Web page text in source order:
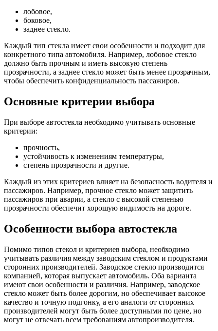
лобовое,
боковое,
заднее стекло.
Каждый тип стекла имеет свои особенности и подходит для
конкретного типа автомобиля. Например, лобовое стекло
должно быть прочным и иметь высокую степень
прозрачности, а заднее стекло может быть менее прозрачным,
чтобы обеспечить конфиденциальность пассажиров.
Основные критерии выбора
При выборе автостекла необходимо учитывать основные
критерии:
прочность,
устойчивость к изменениям температуры,
степень прозрачности и другие.
Каждый из этих критериев влияет на безопасность водителя и
пассажиров. Например, прочное стекло может защитить
пассажиров при аварии, а стекло с высокой степенью
прозрачности обеспечит хорошую видимость на дороге.
Особенности выбора автостекла
Помимо типов стекол и критериев выбора, необходимо
учитывать различия между заводским стеклом и продуктами
сторонних производителей. Заводское стекло производится
компанией, которая выпускает автомобиль. Оба варианта
имеют свои особенности и различия. Например, заводское
стекло может быть более дорогим, но обеспечивает высокое
качество и точную подгонку, а его аналоги от сторонних
производителей могут быть более доступными по цене, но
могут не отвечать всем требованиям автопроизводителя.